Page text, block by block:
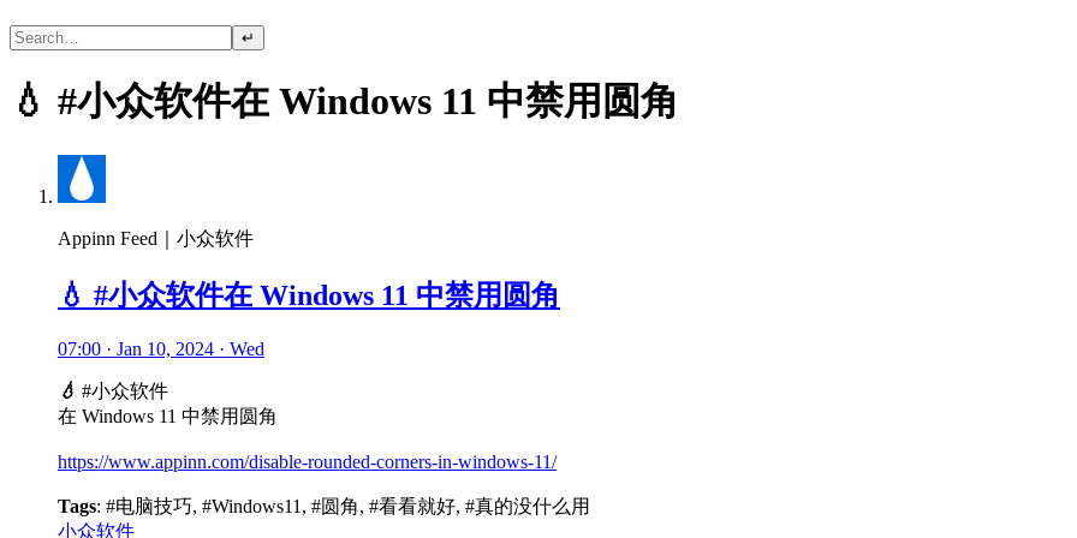
↵
💧 #小众软件在 Windows 11 中禁用圆角
Appinn Feed｜小众软件
💧 #小众软件在 Windows 11 中禁用圆角
07:00 · Jan 10, 2024 · Wed
💧 #小众软件
在 Windows 11 中禁用圆角
https://www.appinn.com/disable-rounded-corners-in-windows-11/
Tags: #电脑技巧, #Windows11, #圆角, #看看就好, #真的没什么用
小众软件